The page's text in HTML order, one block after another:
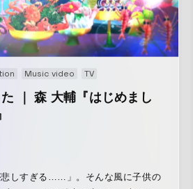
Music video TV
｜ 森 大輔『はじめまし
悲しすぎる……」。そんな風に子供の